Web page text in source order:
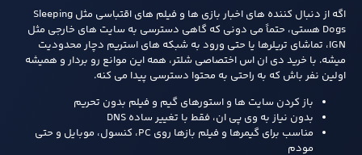
اگه از دنبال کننده های اخبار بازی ها و فیلم های اقتباسی مثل Sleeping
Dogs هستی، حتماً می دونی که گاهی دسترسی به سایت های خارجی مثل
IGN، تماشای تریلرها یا حتی ورود به شبکه های استریم دچار محدودیت
میشه. با خرید دی ان اس اختصاصی شلتر، همه این موانع رو بردار و همیشه
اولین نفر باش که به راحتی به محتوا دسترسی پیدا می کنه.
باز کردن سایت ها و استورهای گیم و فیلم بدون تحریم
بدون نیاز به وی پی ان، فقط با تغییر ساده DNS
مناسب برای گیمرها و فیلم بازها روی PC، کنسول، موبایل و حتی
مودم